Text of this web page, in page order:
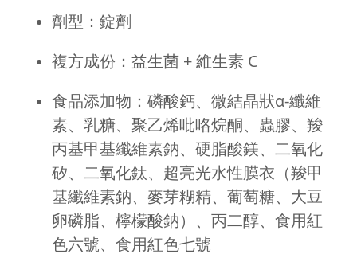
劑型：錠劑
複方成份：益生菌 + 維生素 C
食品添加物：磷酸鈣、微結晶狀α-纖維
素、乳糖、聚乙烯吡咯烷酮、蟲膠、羧
丙基甲基纖維素鈉、硬脂酸鎂、二氧化
矽、二氧化鈦、超亮光水性膜衣（羧甲
基纖維素鈉、麥芽糊精、葡萄糖、大豆
卵磷脂、檸檬酸鈉）、丙二醇、食用紅
色六號、食用紅色七號